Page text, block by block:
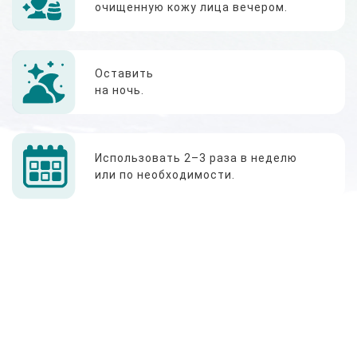
очищенную кожу лица вечером.
Оставить
на ночь.
Использовать 2–3 раза в неделю
или по необходимости.